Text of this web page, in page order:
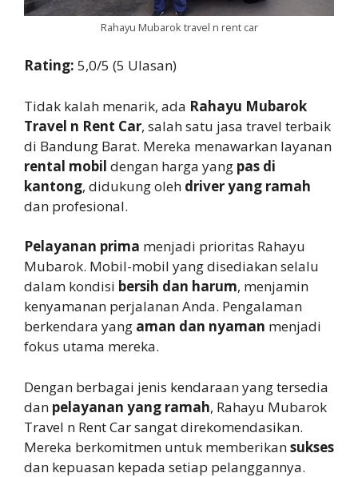
Rahayu Mubarok travel n rent car
Rating: 5,0/5 (5 Ulasan)
Tidak kalah menarik, ada Rahayu Mubarok
Travel n Rent Car, salah satu jasa travel terbaik
di Bandung Barat. Mereka menawarkan layanan
rental mobil dengan harga yang pas di
kantong, didukung oleh driver yang ramah
dan profesional.
Pelayanan prima menjadi prioritas Rahayu
Mubarok. Mobil-mobil yang disediakan selalu
dalam kondisi bersih dan harum, menjamin
kenyamanan perjalanan Anda. Pengalaman
berkendara yang aman dan nyaman menjadi
fokus utama mereka.
Dengan berbagai jenis kendaraan yang tersedia
dan pelayanan yang ramah, Rahayu Mubarok
Travel n Rent Car sangat direkomendasikan.
Mereka berkomitmen untuk memberikansukses
dan kepuasan kepada setiap pelanggannya.